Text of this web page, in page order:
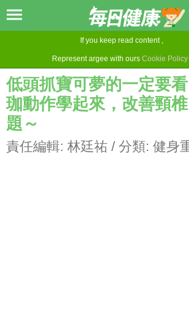
If you keep read content ,
Represent argee with ours Cookie Policy
低頭抓寶可夢的一定要
珈動作學起來，改善頸
題～
責任編輯: 林廷祐 / 分類: 健身